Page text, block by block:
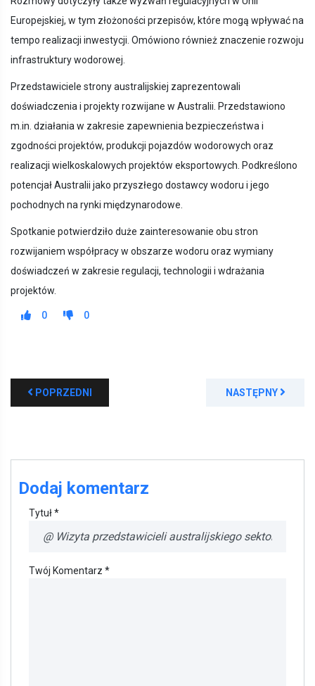
Europejskiej, w tym złożoności przepisów, które mogą wpływać na
tempo realizacji inwestycji. Omówiono również znaczenie rozwoju
infrastruktury wodorowej.
Przedstawiciele strony australijskiej zaprezentowali
doświadczenia i projekty rozwijane w Australii. Przedstawiono
m.in. działania w zakresie zapewnienia bezpieczeństwa i
zgodności projektów, produkcji pojazdów wodorowych oraz
realizacji wielkoskalowych projektów eksportowych. Podkreślono
potencjał Australii jako przyszłego dostawcy wodoru i jego
pochodnych na rynki międzynarodowe.
Spotkanie potwierdziło duże zainteresowanie obu stron
rozwijaniem współpracy w obszarze wodoru oraz wymiany
doświadczeń w zakresie regulacji, technologii i wdrażania
projektów.
0 0
POPRZEDNI NASTĘPNY
Dodaj komentarz
Tytuł *
Twój Komentarz *